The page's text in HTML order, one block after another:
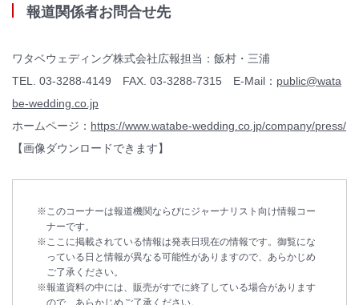
報道関係者お問合せ先
ワタベウェディング株式会社広報担当：飯村・三浦
TEL. 03-3288-4149 FAX. 03-3288-7315 E-Mail： public@wata
be-wedding.co.jp
ホームページ： https://www.watabe-wedding.co.jp/company/press/
【画像ダウンロードできます】
このコーナーは報道機関ならびにジャーナリスト向け情報コー
ナーです。
ここに掲載されている情報は発表日現在の情報です。御覧にな
っている日と情報が異なる可能性がありますので、あらかじめ
ご了承ください。
報道資料の中には、販売がすでに終了している場合があります
ので、あらかじめご了承ください。